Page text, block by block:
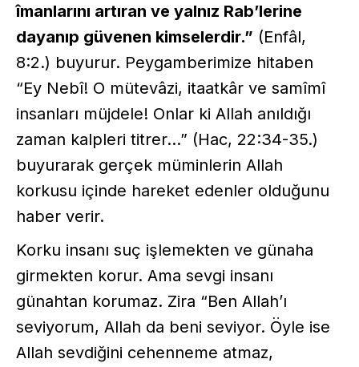
îmanlarını artıran ve yalnız Rab’lerine
dayanıp güvenen kimselerdir.” (Enfâl,
8:2.) buyurur. Peygamberimize hitaben
“Ey Nebî! O mütevâzi, itaatkâr ve samîmî
insanları müjdele! Onlar ki Allah anıldığı
zaman kalpleri titrer…” (Hac, 22:34-35.)
buyurarak gerçek müminlerin Allah
korkusu içinde hareket edenler olduğunu
haber verir.
Korku insanı suç işlemekten ve günaha
girmekten korur. Ama sevgi insanı
günahtan korumaz. Zira “Ben Allah’ı
seviyorum, Allah da beni seviyor. Öyle ise
Allah sevdiğini cehenneme atmaz,